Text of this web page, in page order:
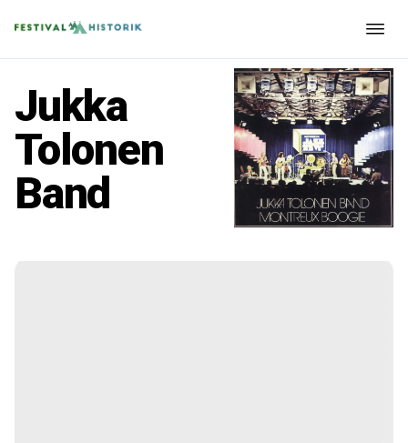
Jukka
Tolonen
Band